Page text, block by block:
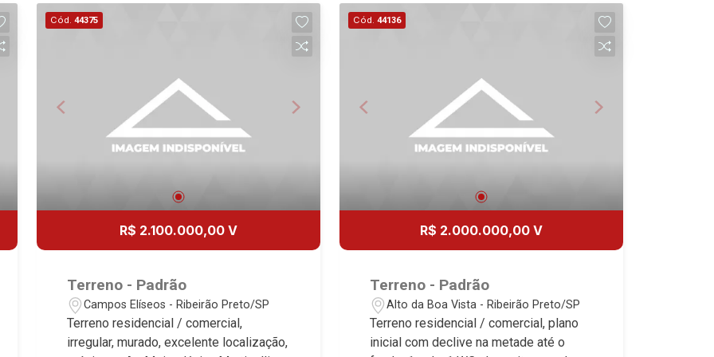
Vista | Ribeirão Preto.
- Alto da Boa Vista | Ribeirão Preto.
Cód. 44375
R$ 2.100.000,00 V
Terreno - Padrão
Campos Elíseos - Ribeirão Preto/SP
Terreno residencial / comercial,
irregular, murado, excelente localização,
Cód. 44136
R$ 2.000.000,00 V
Terreno - Padrão
Alto da Boa Vista - Ribeirão Preto/SP
Terreno residencial / comercial, plano
inicial com declive na metade até o